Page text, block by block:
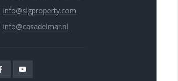
info@slgproperty.com
info@casadelmar.nl